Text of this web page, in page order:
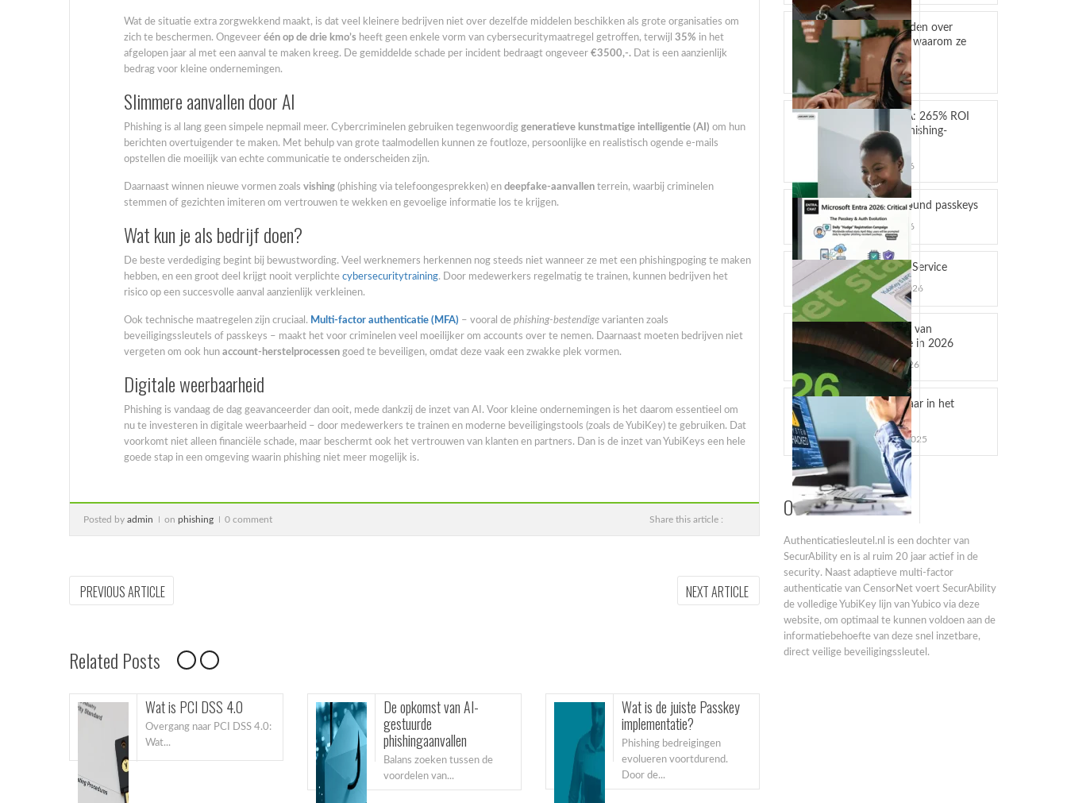
Wat de situatie extra zorgwekkend maakt, is dat veel kleinere bedrijven niet over dezelfde middelen beschikken als grote organisaties om
zich te beschermen. Ongeveer één op de drie kmo’s heeft geen enkele vorm van cybersecuritymaatregel getroffen, terwijl 35% in het
afgelopen jaar al met een aanval te maken kreeg. De gemiddelde schade per incident bedraagt ongeveer €3500,-. Dat is een aanzienlijk
bedrag voor kleine ondernemingen.
Slimmere aanvallen door AI
Phishing is al lang geen simpele nepmail meer. Cybercriminelen gebruiken tegenwoordig generatieve kunstmatige intelligentie (AI) om hun
berichten overtuigender te maken. Met behulp van grote taalmodellen kunnen ze foutloze, persoonlijke en realistisch ogende e-mails
opstellen die moeilijk van echte communicatie te onderscheiden zijn.
Daarnaast winnen nieuwe vormen zoals vishing (phishing via telefoongesprekken) en deepfake-aanvallen terrein, waarbij criminelen
stemmen of gezichten imiteren om vertrouwen te wekken en gevoelige informatie los te krijgen.
Wat kun je als bedrijf doen?
De beste verdediging begint bij bewustwording. Veel werknemers herkennen nog steeds niet wanneer ze met een phishingpoging te maken
hebben, en een groot deel krijgt nooit verplichte cybersecuritytraining. Door medewerkers regelmatig te trainen, kunnen bedrijven het
risico op een succesvolle aanval aanzienlijk verkleinen.
Ook technische maatregelen zijn cruciaal. Multi-factor authenticatie (MFA) – vooral de phishing-bestendige varianten zoals
beveiligingssleutels of passkeys – maakt het voor criminelen veel moeilijker om accounts over te nemen. Daarnaast moeten bedrijven niet
vergeten om ook hun account-herstelprocessen goed te beveiligen, omdat deze vaak een zwakke plek vormen.
Digitale weerbaarheid
Phishing is vandaag de dag geavanceerder dan ooit, mede dankzij de inzet van AI. Voor kleine ondernemingen is het daarom essentieel om
nu te investeren in digitale weerbaarheid – door medewerkers te trainen en moderne beveiligingstools (zoals de YubiKey) te gebruiken. Dat
voorkomt niet alleen financiële schade, maar beschermt ook het vertrouwen van klanten en partners. Dan is de inzet van YubiKeys een hele
goede stap in een omgeving waarin phishing niet meer mogelijk is.
Posted by admin on phishing 0 comment Share this article :
Bericht
PREVIOUS ARTICLEPREVIOUS
ARTICLE:
NEXT ARTICLE
ARTICLE:
Related Posts
Wat is PCI DSS 4.0
Overgang naar PCI DSS 4.0:
Wat...
De opkomst van AI-
gestuurde
phishingaanvallen
Balans zoeken tussen de
voordelen van...
Wat is de juiste Passkey
implementatie?
Phishing bedreigingen
evolueren voortdurend.
Door de...
5 misverstanden over
YubiKeys (en waarom ze
niet kloppen)
april 13, 2026
YubiKey MFA: 265% ROI
en ultieme phishing-
bescherming
maart 24, 2026
Hardware-bound passkeys
maart 10, 2026
YubiKey as a Service
februari 12, 2026
De toekomst van
authenticatie in 2026
januari 16, 2026
Phishing gevaar in het
MKB
november 5, 2025
Over ons
Authenticatiesleutel.nl is een dochter van
SecurAbility en is al ruim 20 jaar actief in de
security. Naast adaptieve multi-factor
authenticatie van CensorNet voert SecurAbility
de volledige YubiKey lijn van Yubico via deze
website, om optimaal te kunnen voldoen aan de
informatiebehoefte van deze snel inzetbare,
direct veilige beveiligingssleutel.